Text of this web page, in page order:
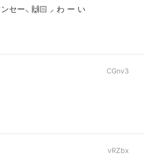
セー⸜ 🙌🏻 ⸝‍ わ ー い
CGnv3
vRZbx